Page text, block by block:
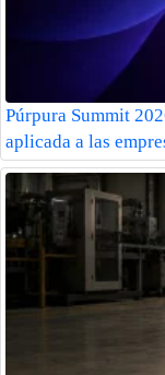
Púrpura Summit
aplicada a las